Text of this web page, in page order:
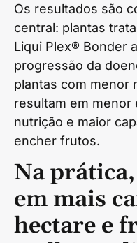
Os resultados são
central: plantas
Liqui Plex® Bonder
progressão da
plantas com menor
resultam em
nutrição e maior
encher frutos.
Na
em mais
hectare e